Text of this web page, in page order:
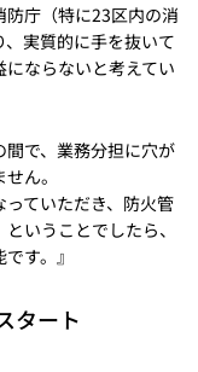
防庁（特に23区内の消
実質的に手を抜いて
ならないと考えてい
で、業務分担に穴が
ん。
ていただき、防火管
いうことでしたら、
す。』
タート